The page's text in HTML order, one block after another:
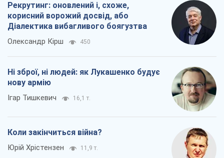
Рекрутинг: оновлений і, схоже,
корисний ворожий досвід, або
Діалектика вибагливого боягузтва
Олександр Кірш 450
Ні зброї, ні людей: як Лукашенко будує
нову армію
Ігар Тишкевич 16,1 т.
Коли закінчиться війна?
Юрій Хрістензен 11,9 т.